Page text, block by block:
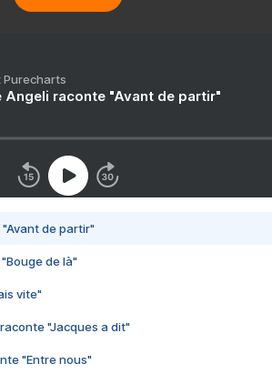
Purecharts
Angeli raconte "Avant de partir"
"Avant de partir"
de là"
vite"
"Jacques a dit"
"Entre nous"